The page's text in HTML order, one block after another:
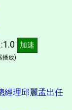
加速
播放)
經理邱麗孟出任